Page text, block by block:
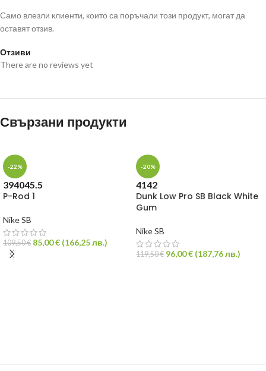
Отзиви
There are no reviews yet
Само влезли клиенти, които са поръчали този продукт, могат да
оставят отзив.
Свързани продукти
-22%
394045.5
P-Rod 1
Nike SB
109,50€ 85,00€ (166,25лв.)
-20%
4142
Dunk Low Pro SB Black White
Gum
Nike SB
119,50€ 96,00€ (187,76лв.)